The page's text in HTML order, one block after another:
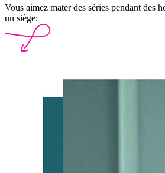
Vous aimez mater des séries pendant des
un siège: